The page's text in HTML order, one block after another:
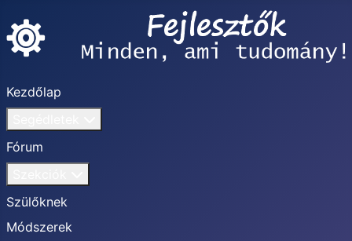
Kezdőlap
Fórum
Szülőknek
Módszerek